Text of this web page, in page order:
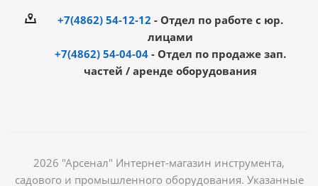
+7(4862) 54-12-12 - Отдел по работе с юр.
лицами
+7(4862) 54-04-04 - Отдел по продаже зап.
частей / аренде оборудования
2026 "Арсенал" Интернет-магазин инструмента,
садового и промышленного оборудования. Указанные